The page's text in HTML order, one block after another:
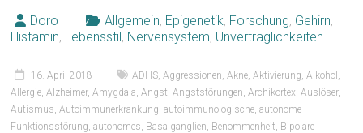
Doro Allgemein, Epigenetik, Forschung, Gehirn,
Histamin, Lebensstil, Nervensystem, Unverträglichkeiten
16. April 2018 ADHS ,Aggressionen ,Akne ,Aktivierung ,Alkohol
Allergie ,Alzheimer,Amygdala ,Angst ,Angststörungen ,Archikortex ,Auslöser,
Autismus ,Autoimmunerkrankung ,autoimmunologische ,autonome
Funktionsstörung ,autonomes Basalganglien Benommenheit Bipolare